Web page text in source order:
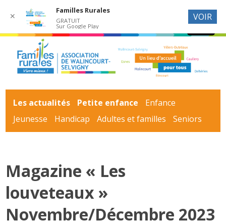
Les actualités Petite enfance
Enfance
Jeunesse
Handicap Adultes et familles Seniors
Magazine « Les
louveteaux »
Novembre/Décembre 2023
✕
Familles Rurales
GRATUIT
Sur Google Play
VOIR